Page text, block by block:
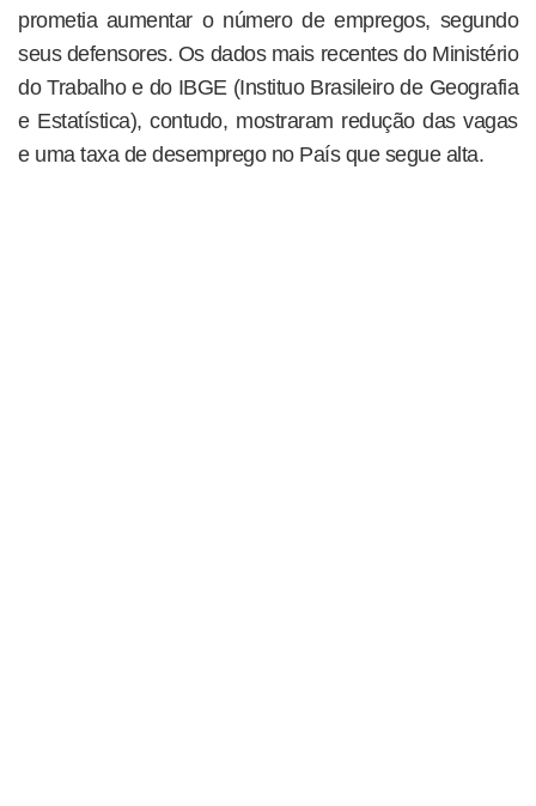
prometia aumentar o número de empregos, segundo
seus defensores. Os dados mais recentes do Ministério
do Trabalho e do IBGE (Instituo Brasileiro de Geografia
e Estatística), contudo, mostraram redução das vagas
e uma taxa de desemprego no País que segue alta.